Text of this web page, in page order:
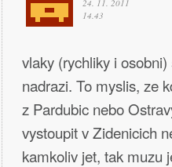
24. 11. 2011
14.43
vlaky (rychliky i
nadrazi. To myslis, ze
z Pardubic nebo
vystoupit v Zidenicich
kamkoliv jet, tak muzu